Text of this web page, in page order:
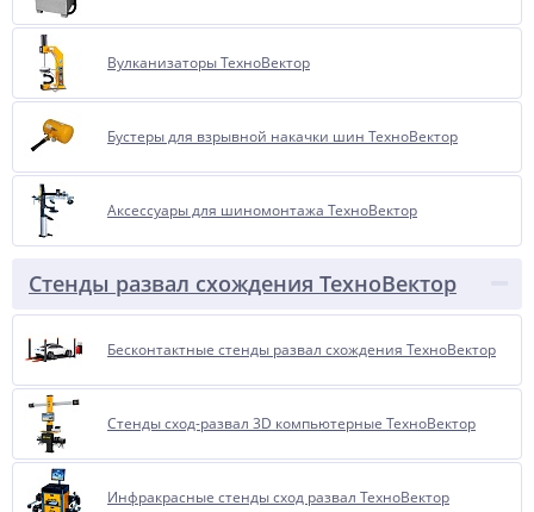
Вулканизаторы ТехноВектор
Бустеры для взрывной накачки шин ТехноВектор
Аксессуары для шиномонтажа ТехноВектор
Стенды развал схождения ТехноВектор
Бесконтактные стенды развал схождения ТехноВектор
Стенды сход-развал 3D компьютерные ТехноВектор
Инфракрасные стенды сход развал ТехноВектор